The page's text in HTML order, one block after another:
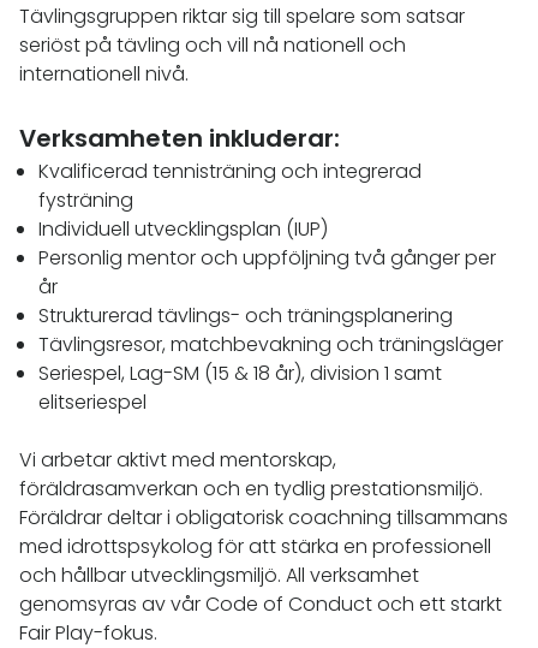
Tävlingsgruppen riktar sig till spelare som satsar
seriöst på tävling och vill nå nationell och
internationell nivå.
Verksamheten inkluderar:
Kvalificerad tennisträning och integrerad
fysträning
Individuell utvecklingsplan (IUP)
Personlig mentor och uppföljning två gånger per
år
Strukturerad tävlings- och träningsplanering
Tävlingsresor, matchbevakning och träningsläger
Seriespel, Lag-SM (15 & 18 år), division 1 samt
elitseriespel
Vi arbetar aktivt med mentorskap,
föräldrasamverkan och en tydlig prestationsmiljö.
Föräldrar deltar i obligatorisk coachning tillsammans
med idrottspsykolog för att stärka en professionell
och hållbar utvecklingsmiljö. All verksamhet
genomsyras av vår Code of Conduct och ett starkt
Fair Play-fokus.